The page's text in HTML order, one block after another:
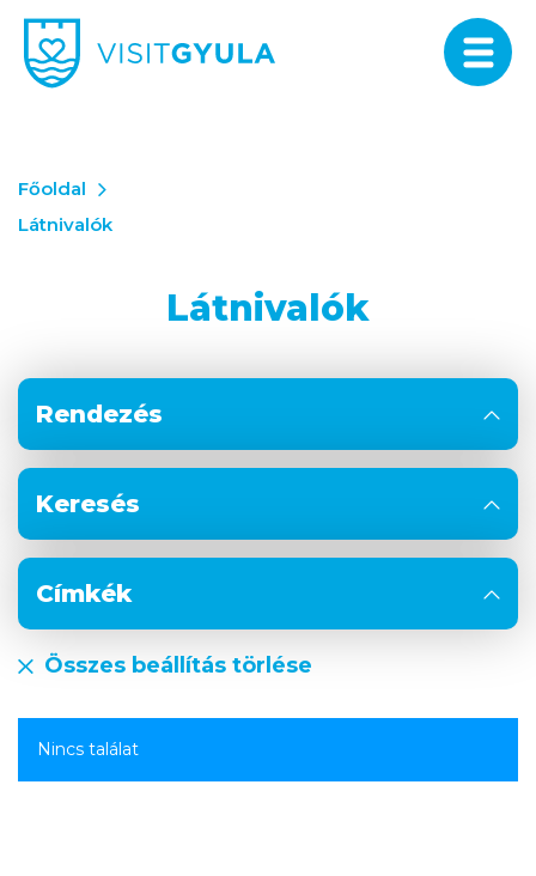
Főoldal
Látnivalók
Látnivalók
Rendezés
Keresés
Címkék
Összes beállítás törlése
Nincs találat